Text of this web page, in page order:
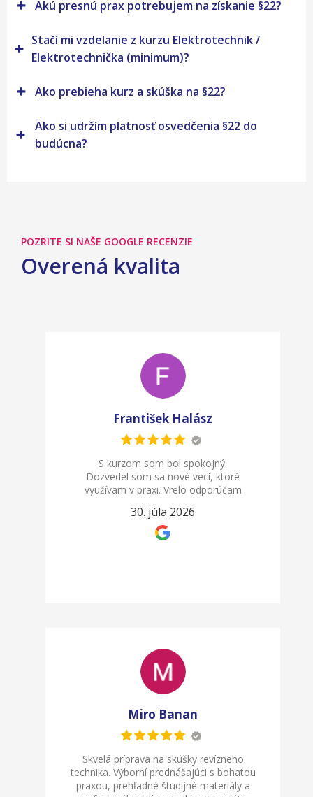
Akú presnú prax potrebujem na získanie §22?
Stačí mi vzdelanie z kurzu Elektrotechnik /
Elektrotechnička (minimum)?
Ako prebieha kurz a skúška na §22?
Ako si udržím platnosť osvedčenia §22 do
budúcna?
POZRITE SI NAŠE GOOGLE RECENZIE
Overená kvalita
František Halász
S kurzom som bol spokojný.
Dozvedel som sa nové veci, ktoré
využívam v praxi. Vrelo odporúčam
30. júla 2026
Miro Banan
Skvelá príprava na skúšky revízneho
technika. Výborní prednášajúci s bohatou
praxou, prehľadné študijné materiály a